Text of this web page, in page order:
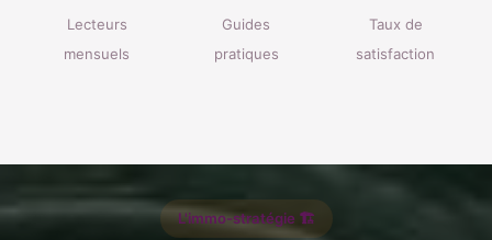
Lecteurs
mensuels
Guides
pratiques
Taux de
satisfaction
L'immo-stratégie 🏗️